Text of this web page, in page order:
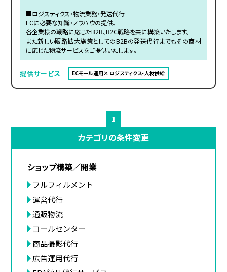
■ロジスティクス・物流業務・発送代行
ECに必要な知識・ノウハウの提供、
各企業様の戦略に応じたB2B、B2C戦略を共に構築いたします。
また新しい販路拡大施策としてのB2Bの発送代行までもその商材
に応じた物流サービスをご提供いたします。
提供サービス ECモール運用× ロジスティクス・人材供給
1
カテゴリの条件変更
ショップ構築／開業
フルフィルメント
運営代行
通販物流
コールセンター
商品撮影代行
広告運用代行